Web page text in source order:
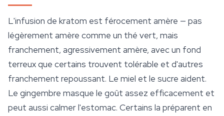
L'infusion de kratom est férocement amère — pas
légèrement amère comme un thé vert, mais
franchement, agressivement amère, avec un fond
terreux que certains trouvent tolérable et d'autres
franchement repoussant. Le miel et le sucre aident.
Le gingembre masque le goût assez efficacement et
peut aussi calmer l'estomac. Certains la préparent en